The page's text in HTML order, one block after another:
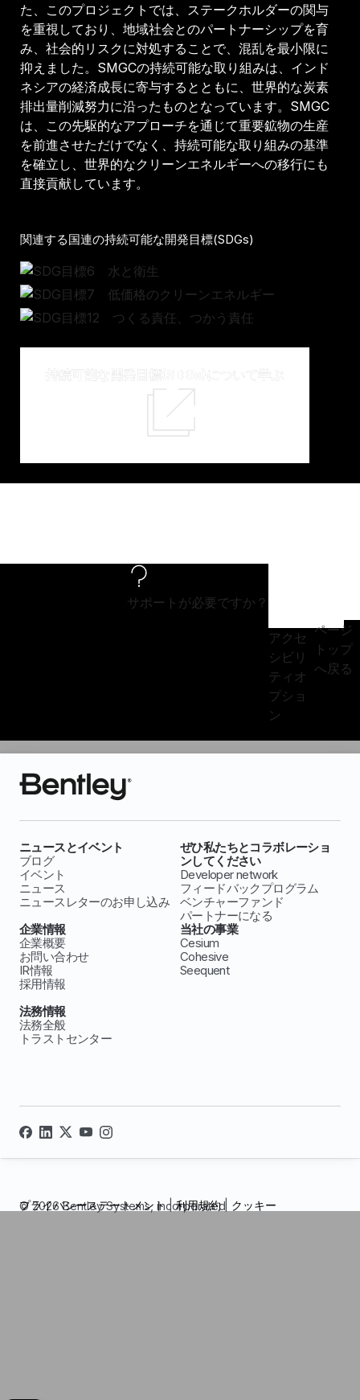
た、このプロジェクトでは、ステークホルダーの関与
を重視しており、地域社会とのパートナーシップを育
み、社会的リスクに対処することで、混乱を最小限に
抑えました。SMGCの持続可能な取り組みは、インド
ネシアの経済成長に寄与するとともに、世界的な炭素
排出量削減努力に沿ったものとなっています。SMGC
は、この先駆的なアプローチを通じて重要鉱物の生産
を前進させただけでなく、持続可能な取り組みの基準
を確立し、世界的なクリーンエネルギーへの移行にも
直接貢献しています。
関連する国連の持続可能な開発目標(SDGs)
サポートが必要ですか？
アクセ
シビリ
ティオ
プショ
ン
ページ
トップ
へ戻る
ニュースとイベント
ブログ
イベント
ニュース
ニュースレターのお申し込み
ぜひ私たちとコラボレーショ
ンしてください
Developer network
フィードバックプログラム
ベンチャーファンド
パートナーになる
企業情報
企業概要
お問い合わせ
IR情報
採用情報
当社の事業
Cesium
Cohesive
Seequent
法務情報
法務全般
トラストセンター
© 2026 Bentley Systems, incorporated
プライバシーステートメント|利用規約| クッキー